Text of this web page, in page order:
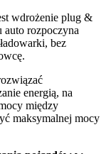
wdrożenie plug &
auto rozpoczyna
bez
energią, na
między
maksymalnej mocy